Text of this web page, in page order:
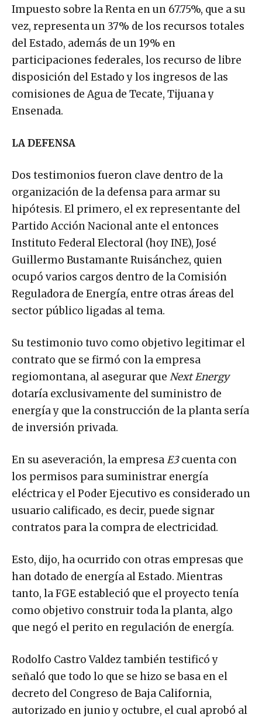
Impuesto sobre la Renta en un 67.75%, que a su
vez, representa un 37% de los recursos totales
del Estado, además de un 19% en
participaciones federales, los recurso de libre
disposición del Estado y los ingresos de las
comisiones de Agua de Tecate, Tijuana y
Ensenada.
LA DEFENSA
Dos testimonios fueron clave dentro de la
organización de la defensa para armar su
hipótesis. El primero, el ex representante del
Partido Acción Nacional ante el entonces
Instituto Federal Electoral (hoy INE), José
Guillermo Bustamante Ruisánchez, quien
ocupó varios cargos dentro de la Comisión
Reguladora de Energía, entre otras áreas del
sector público ligadas al tema.
Su testimonio tuvo como objetivo legitimar el
contrato que se firmó con la empresa
regiomontana, al asegurar que Next Energy
dotaría exclusivamente del suministro de
energía y que la construcción de la planta sería
de inversión privada.
En su aseveración, la empresaE3cuenta con
los permisos para suministrar energía
eléctrica y el Poder Ejecutivo es considerado un
usuario calificado, es decir, puede signar
contratos para la compra de electricidad.
Esto, dijo, ha ocurrido con otras empresas que
han dotado de energía al Estado. Mientras
tanto, la FGE estableció que el proyecto tenía
como objetivo construir toda la planta, algo
que negó el perito en regulación de energía.
Rodolfo Castro Valdez también testificó y
señaló que todo lo que se hizo se basa en el
decreto del Congreso de Baja California,
autorizado en junio y octubre, el cual aprobó al